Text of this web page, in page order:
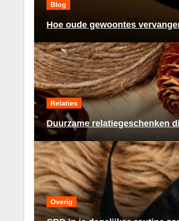
Blog
Hoe oude gewoontes
Relaties
Duurzame relatiegeschenken
Overig